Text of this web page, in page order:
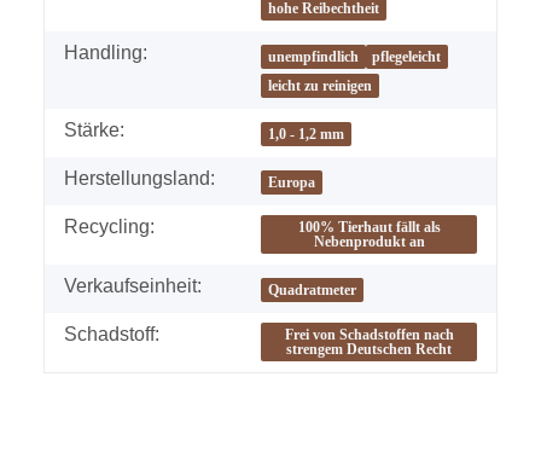
hohe Reibechtheit
Handling: unempfindlich
pflegeleicht
leicht zu reinigen
Stärke: 1,0 - 1,2 mm
Herstellungsland: Europa
Recycling:
100% Tierhaut fällt als
Nebenprodukt an
Verkaufseinheit: Quadratmeter
Schadstoff:
Frei von Schadstoffen nach
strengem Deutschen Recht